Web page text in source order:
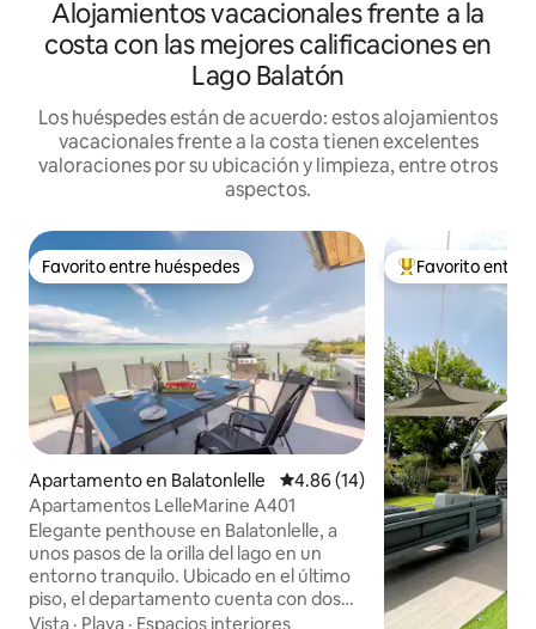
Alojamientos vacacionales frente a la
costa con las mejores calificaciones en
Lago Balatón
Los huéspedes están de acuerdo: estos alojamientos
vacacionales frente a la costa tienen excelentes
valoraciones por su ubicación y limpieza, entre otros
aspectos.
Favorito entre huéspedes
Favorito entre huéspedes
Apartamento en Balatonlelle Calificación promedio: 4.86 de
4.86 (14)
Apartamentos LelleMarine A401
Elegante penthouse en Balatonlelle, a
unos pasos de la orilla del lago en un
entorno tranquilo. Ubicado en el último
piso, el departamento cuenta con dos
recámaras, ideal para un máximo de 4
Vista · Playa · Espacios interiores
Favorito entre
Favorito entre